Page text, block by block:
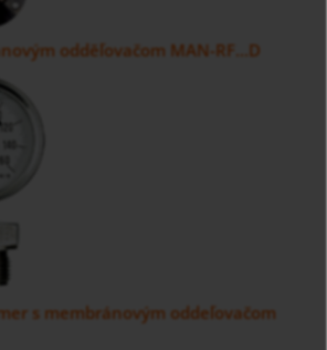
odděľovačom MAN-RF...D
s membránovým oddeľovačom